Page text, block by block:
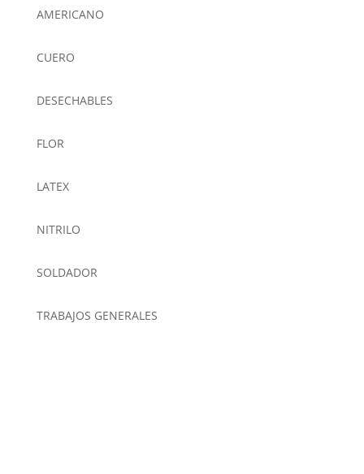
AMERICANO
CUERO
DESECHABLES
FLOR
LATEX
NITRILO
SOLDADOR
TRABAJOS GENERALES